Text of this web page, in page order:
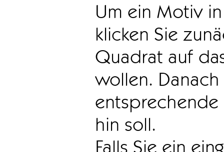
Um ein Motiv
klicken Sie
Quadrat auf
wollen.
hin soll.